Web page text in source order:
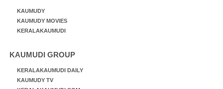
KAUMUDY
KAUMUDY MOVIES
KERALAKAUMUDI
KAUMUDI GROUP
KERALAKAUMUDI DAILY
KAUMUDY TV